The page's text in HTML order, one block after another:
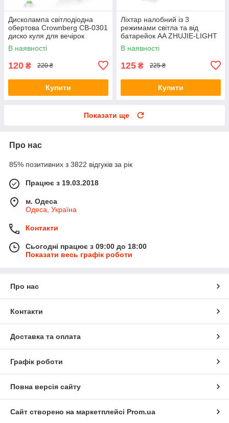
Дисколампа світлодіодна
обертова Crownberg CB-0301
диско куля для вечірок
В наявності
120 ₴ 220 ₴
Купити
Ліхтар налобний із 3
режимами світла та від
батарейок AA ZHUJIE-LIGHT
ZJ-1707
В наявності
125 ₴ 225 ₴
Купити
Показати ще
Про нас
85% позитивних з 3822 відгуків за рік
Працює з 19.03.2018
м. Одеса
Одеса, Україна
Контакти
Сьогодні працює з 09:00 до 18:00
Показати весь графік роботи
Про нас
Контакти
Доставка та оплата
Графік роботи
Повна версія сайту
Сайт створено на маркетплейсі Prom.ua